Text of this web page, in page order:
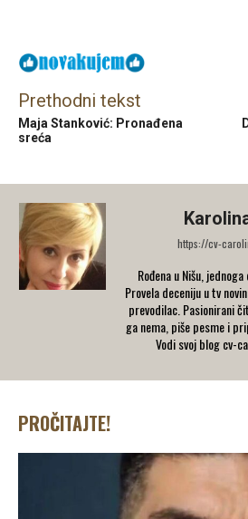
Prethodni tekst
Maja Stanković: Pronađena
sreća
https://cv-
Rođena u Nišu,
Provela deceniju u tv
prevodilac. Pasionirani
ga nema, piše pesme i
Vodi svoj blog cv-
PROČITAJTE!